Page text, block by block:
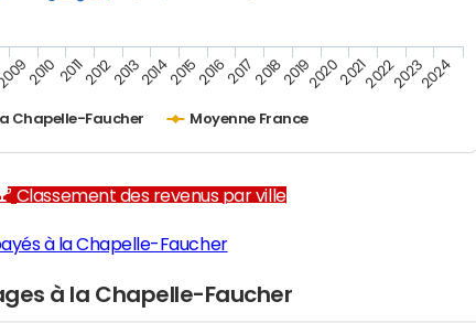
Chapelle-Faucher Moyenne France
2010 20112012201320142015201620172018201920202021202220232024
Classement des revenus par ville
à la Chapelle-Faucher
à la Chapelle-Faucher